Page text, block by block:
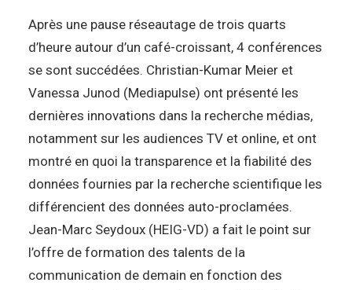
Après une pause réseautage de trois quarts
d’heure autour d’un café-croissant, 4 conférences
se sont succédées. Christian-Kumar Meier et
Vanessa Junod (Mediapulse) ont présenté les
dernières innovations dans la recherche médias,
notamment sur les audiences TV et online, et ont
montré en quoi la transparence et la fiabilité des
données fournies par la recherche scientifique les
différencient des données auto-proclamées.
Jean-Marc Seydoux (HEIG-VD) a fait le point sur
l’offre de formation des talents de la
communication de demain en fonction des